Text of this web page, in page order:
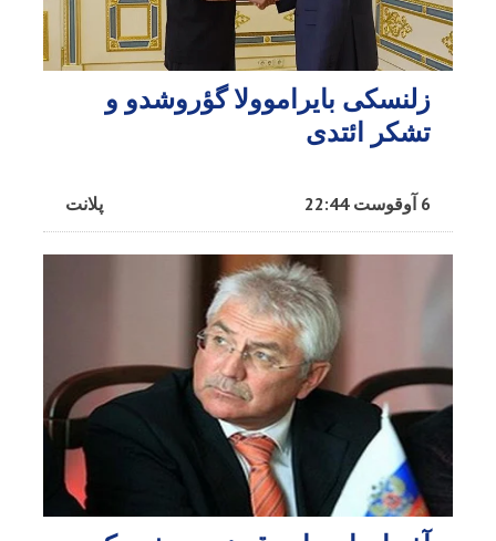
زلنسکی بایراموولا گؤروشدو و
تشکر ائتدی
پلانت 6 آوقوست 22:44